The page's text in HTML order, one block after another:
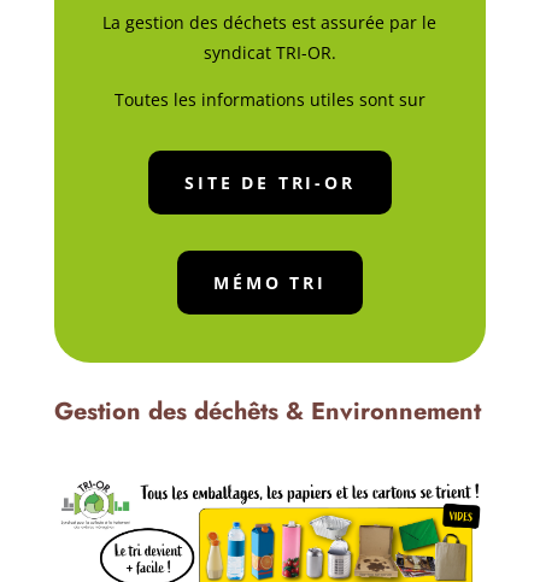
La gestion des déchets est assurée par le
syndicat TRI-OR.
Toutes les informations utiles sont sur
SITE DE TRI-OR
MÉMO TRI
Gestion des déchêts & Environnement